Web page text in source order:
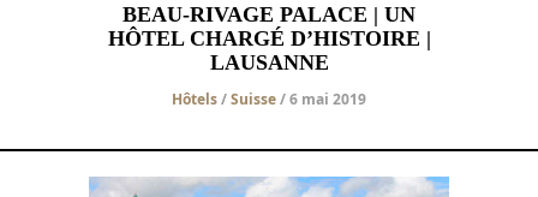
BEAU-RIVAGE PALACE | UN
HÔTEL CHARGÉ D’HISTOIRE |
LAUSANNE
Hôtels/Suisse/ 6 mai 2019